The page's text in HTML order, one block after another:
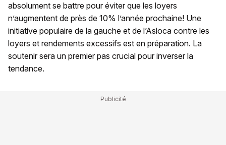
absolument se battre pour éviter que les loyers
n’augmentent de près de 10% l’année prochaine! Une
initiative populaire de la gauche et de l’Asloca contre les
loyers et rendements excessifs est en préparation. La
soutenir sera un premier pas crucial pour inverser la
tendance.